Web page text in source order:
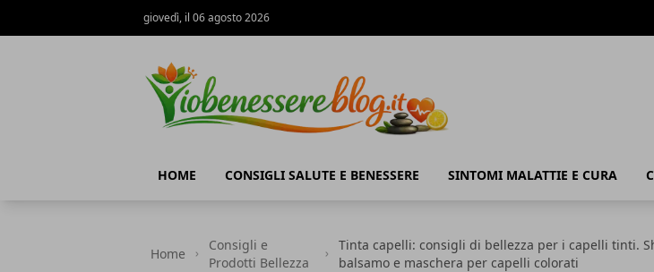
giovedì, il 06 agosto 2026
HOME CONSIGLI SALUTE E BENESSERE SINTOMI MALATTIE E CURA
Home
Consigli e
Prodotti Bellezza
Tinta capelli: consigli di bellezza per i capelli tinti.
balsamo e maschera per capelli colorati